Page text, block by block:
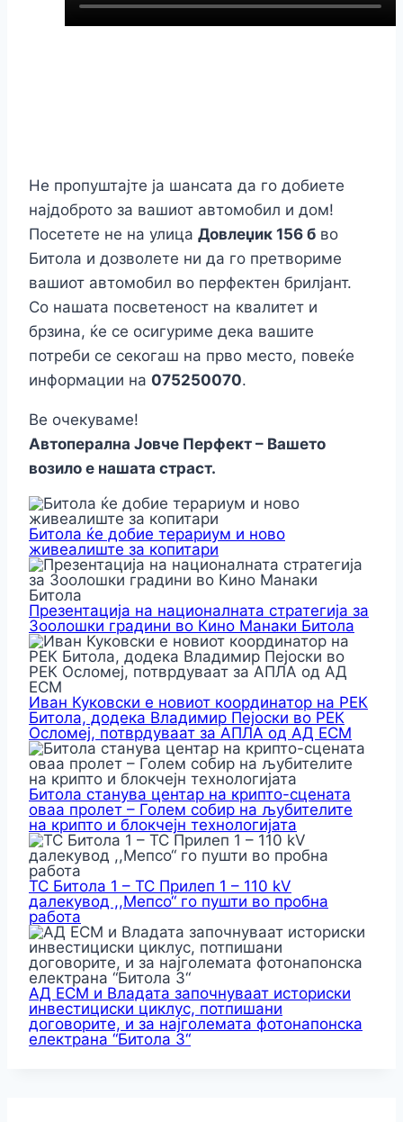
Не пропуштајте ја шансата да го добиете
најдоброто за вашиот автомобил и дом!
Посетете не на улица Довлеџик 156 б во
Битола и дозволете ни да го претвориме
вашиот автомобил во перфектен брилјант.
Со нашата посветеност на квалитет и
брзина, ќе се осигуриме дека вашите
потреби се секогаш на прво место, повеќе
информации на 075250070.
Ве очекуваме!
Автоперална Јовче Перфект – Вашето
возило е нашата страст.
Битола ќе добие терариум и ново
живеалиште за копитари
Презентација на националната стратегија за
Зоолошки градини во Кино Манаки Битола
Иван Куковски е новиот координатор на РЕК
Битола, додека Владимир Пејоски во РЕК
Осломеј, потврдуваат за АПЛА од АД ЕСМ
Битола станува центар на крипто-сцената
оваа пролет – Голем собир на љубителите
на крипто и блокчејн технологијата
ТС Битола 1 – ТС Прилеп 1 – 110 kV
далекувод ,,Мепсо“ го пушти во пробна
работа
АД ЕСМ и Владата започнуваат историски
инвестициски циклус, потпишани
договорите, и за најголемата фотонапонска
електрана “Битола 3“